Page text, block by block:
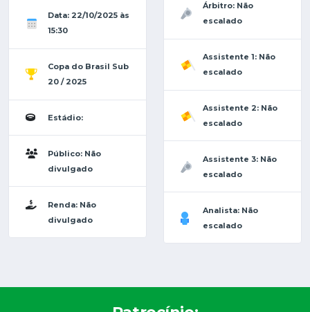
Data: 22/10/2025 às
15:30
Copa do Brasil Sub
20 / 2025
Estádio:
Público: Não
divulgado
Renda: Não
divulgado
Árbitro: Não
escalado
Assistente 1: Não
escalado
Assistente 2: Não
escalado
Assistente 3: Não
escalado
Analista: Não
escalado